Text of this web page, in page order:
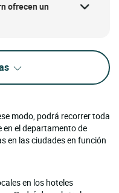
ofrecen un
modo, podrá recorrer toda
en el departamento de
en las ciudades en función
en los hoteles